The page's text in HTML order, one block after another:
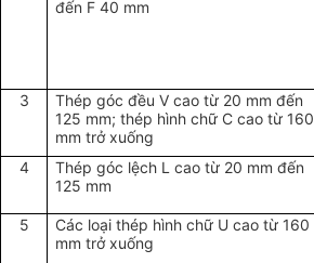
đến F 40 mm
3
Thép góc đều V cao từ 20 mm đến
125 mm; thép hình chữ C cao từ 160
mm trở xuống
4
Thép góc lệch L cao từ 20 mm đến
125 mm
5
Các loại thép hình chữ U cao từ 160
mm trở xuống